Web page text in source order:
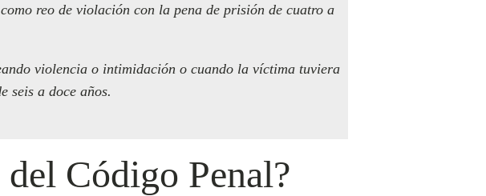
reo de violación con la pena de prisión de cuatro a
violencia o intimidación o cuando la víctima tuviera
seis a doce años.
Código Penal?